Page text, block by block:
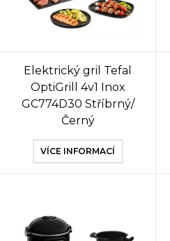
Elektrický gril Tefal
OptiGrill 4v1 Inox
GC774D30 Stříbrný/
Černý
VÍCE INFORMACÍ